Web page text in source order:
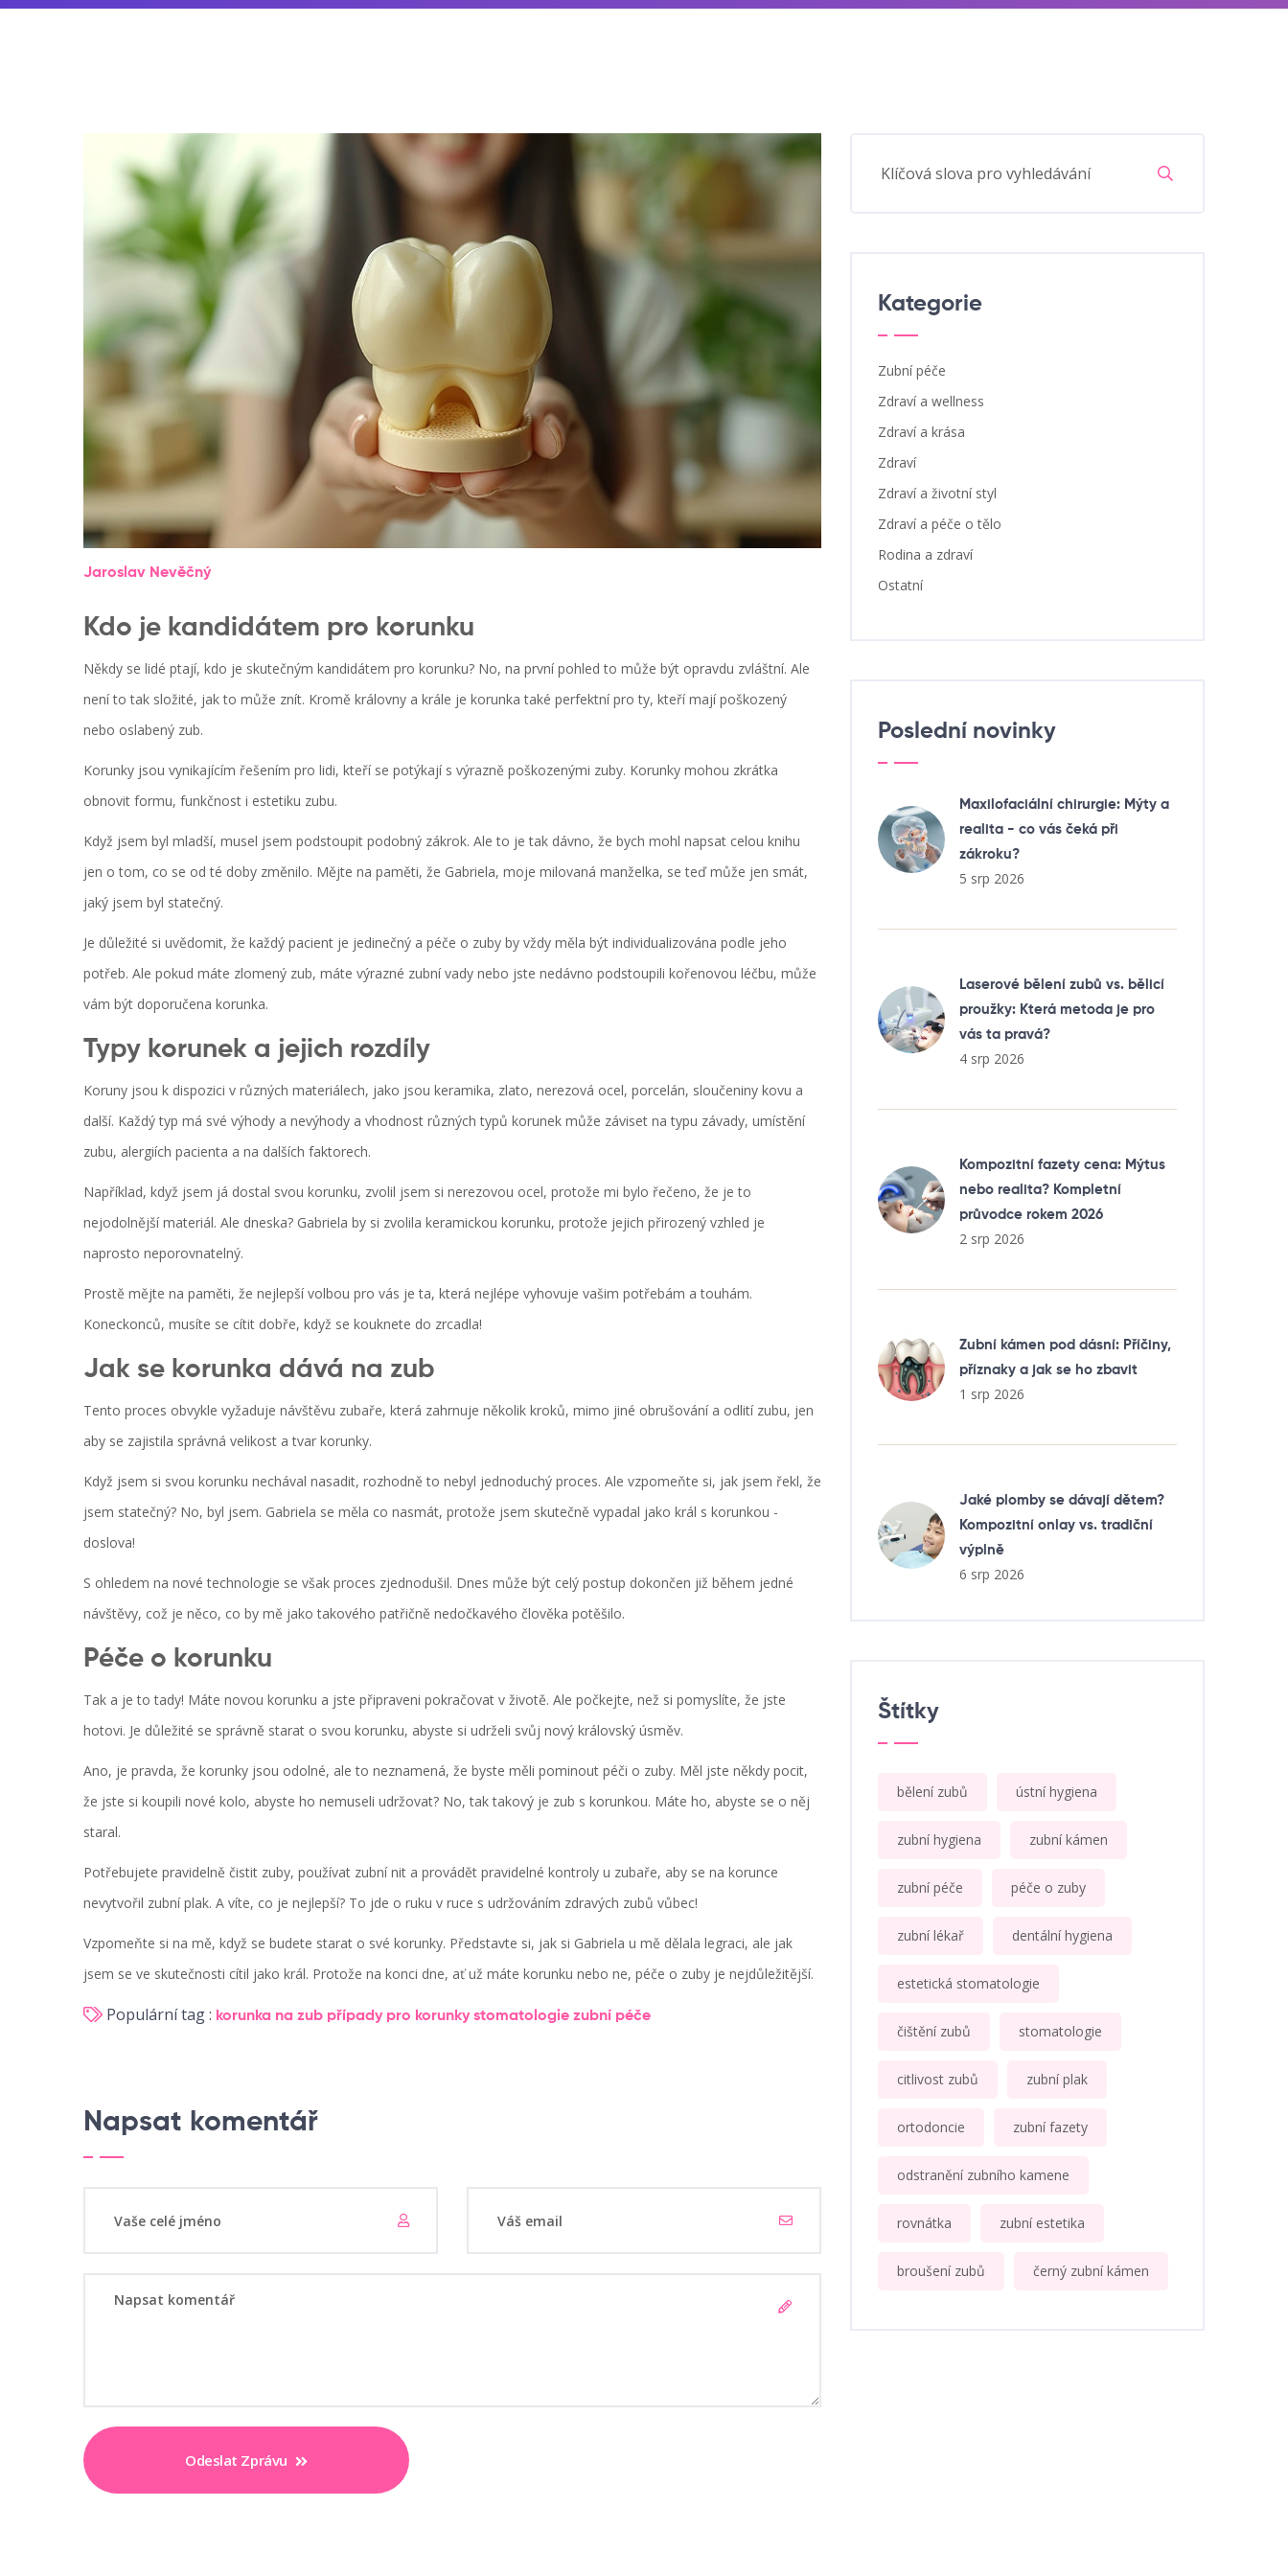
Jaroslav Nevěčný
Kdo je kandidátem pro korunku
Někdy se lidé ptají, kdo je skutečným kandidátem pro korunku? No, na první pohled to může být opravdu zvláštní. Ale
není to tak složité, jak to může znít. Kromě královny a krále je korunka také perfektní pro ty, kteří mají poškozený
nebo oslabený zub.
Korunky jsou vynikajícím řešením pro lidi, kteří se potýkají s výrazně poškozenými zuby. Korunky mohou zkrátka
obnovit formu, funkčnost i estetiku zubu.
Když jsem byl mladší, musel jsem podstoupit podobný zákrok. Ale to je tak dávno, že bych mohl napsat celou knihu
jen o tom, co se od té doby změnilo. Mějte na paměti, že Gabriela, moje milovaná manželka, se teď může jen smát,
jaký jsem byl statečný.
Je důležité si uvědomit, že každý pacient je jedinečný a péče o zuby by vždy měla být individualizována podle jeho
potřeb. Ale pokud máte zlomený zub, máte výrazné zubní vady nebo jste nedávno podstoupili kořenovou léčbu, může
vám být doporučena korunka.
Typy korunek a jejich rozdíly
Koruny jsou k dispozici v různých materiálech, jako jsou keramika, zlato, nerezová ocel, porcelán, sloučeniny kovu a
další. Každý typ má své výhody a nevýhody a vhodnost různých typů korunek může záviset na typu závady, umístění
zubu, alergiích pacienta a na dalších faktorech.
Například, když jsem já dostal svou korunku, zvolil jsem si nerezovou ocel, protože mi bylo řečeno, že je to
nejodolnější materiál. Ale dneska? Gabriela by si zvolila keramickou korunku, protože jejich přirozený vzhled je
naprosto neporovnatelný.
Prostě mějte na paměti, že nejlepší volbou pro vás je ta, která nejlépe vyhovuje vašim potřebám a touhám.
Koneckonců, musíte se cítit dobře, když se kouknete do zrcadla!
Jak se korunka dává na zub
Tento proces obvykle vyžaduje návštěvu zubaře, která zahrnuje několik kroků, mimo jiné obrušování a odlití zubu, jen
aby se zajistila správná velikost a tvar korunky.
Když jsem si svou korunku nechával nasadit, rozhodně to nebyl jednoduchý proces. Ale vzpomeňte si, jak jsem řekl, že
jsem statečný? No, byl jsem. Gabriela se měla co nasmát, protože jsem skutečně vypadal jako král s korunkou -
doslova!
S ohledem na nové technologie se však proces zjednodušil. Dnes může být celý postup dokončen již během jedné
návštěvy, což je něco, co by mě jako takového patřičně nedočkavého člověka potěšilo.
Péče o korunku
Tak a je to tady! Máte novou korunku a jste připraveni pokračovat v životě. Ale počkejte, než si pomyslíte, že jste
hotovi. Je důležité se správně starat o svou korunku, abyste si udrželi svůj nový královský úsměv.
Ano, je pravda, že korunky jsou odolné, ale to neznamená, že byste měli pominout péči o zuby. Měl jste někdy pocit,
že jste si koupili nové kolo, abyste ho nemuseli udržovat? No, tak takový je zub s korunkou. Máte ho, abyste se o něj
staral.
Potřebujete pravidelně čistit zuby, používat zubní nit a provádět pravidelné kontroly u zubaře, aby se na korunce
nevytvořil zubní plak. A víte, co je nejlepší? To jde o ruku v ruce s udržováním zdravých zubů vůbec!
Vzpomeňte si na mě, když se budete starat o své korunky. Představte si, jak si Gabriela u mě dělala legraci, ale jak
jsem se ve skutečnosti cítil jako král. Protože na konci dne, ať už máte korunku nebo ne, péče o zuby je nejdůležitější.
Populární tag : korunka na zub případy pro korunky stomatologie zubní péče
Napsat komentář
Odeslat Zprávu
Kategorie
Zubní péče
Zdraví a wellness
Zdraví a krása
Zdraví
Zdraví a životní styl
Zdraví a péče o tělo
Rodina a zdraví
Ostatní
Poslední novinky
Maxilofaciální chirurgie: Mýty a
realita - co vás čeká při
zákroku?
5 srp 2026
Laserové bělení zubů vs. bělicí
proužky: Která metoda je pro
vás ta pravá?
4 srp 2026
Kompozitní fazety cena: Mýtus
nebo realita? Kompletní
průvodce rokem 2026
2 srp 2026
Zubní kámen pod dásní: Příčiny,
příznaky a jak se ho zbavit
1 srp 2026
Jaké plomby se dávají dětem?
Kompozitní onlay vs. tradiční
výplně
6 srp 2026
Štítky
bělení zubů ústní hygiena
zubní hygiena zubní kámen
zubní péče péče o zuby
zubní lékař dentální hygiena
estetická stomatologie
čištění zubů stomatologie
citlivost zubů zubní plak
ortodoncie zubní fazety
odstranění zubního kamene
rovnátka zubní estetika
broušení zubů černý zubní kámen